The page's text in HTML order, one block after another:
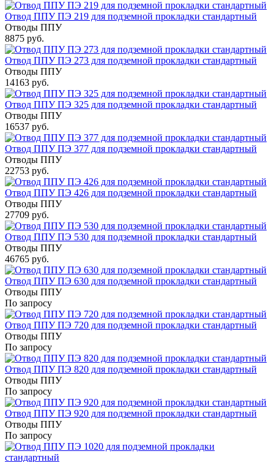
Отвод ППУ ПЭ 219 для подземной прокладки стандартный
Отводы ППУ
8875 руб.
Отвод ППУ ПЭ 273 для подземной прокладки стандартный
Отводы ППУ
14163 руб.
Отвод ППУ ПЭ 325 для подземной прокладки стандартный
Отводы ППУ
16537 руб.
Отвод ППУ ПЭ 377 для подземной прокладки стандартный
Отводы ППУ
22753 руб.
Отвод ППУ ПЭ 426 для подземной прокладки стандартный
Отводы ППУ
27709 руб.
Отвод ППУ ПЭ 530 для подземной прокладки стандартный
Отводы ППУ
46765 руб.
Отвод ППУ ПЭ 630 для подземной прокладки стандартный
Отводы ППУ
По запросу
Отвод ППУ ПЭ 720 для подземной прокладки стандартный
Отводы ППУ
По запросу
Отвод ППУ ПЭ 820 для подземной прокладки стандартный
Отводы ППУ
По запросу
Отвод ППУ ПЭ 920 для подземной прокладки стандартный
Отводы ППУ
По запросу